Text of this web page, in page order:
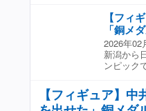
■中井亜
に達し
うに頑
た。」 ■
だまだ足
ろんなこ
標を立て
る。小さ
傷、そ
努力で
て決め
葉を聞く
人の姿を
っくりし
あの多幸
という本
名詞「
す。3回
点は伸
【フィ
「銅メ
2026年02
新潟から
ンピック
このフリ
新潟市出
【フィギュア】